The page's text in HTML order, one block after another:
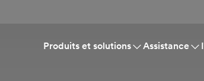
Produits et solutions Assistance